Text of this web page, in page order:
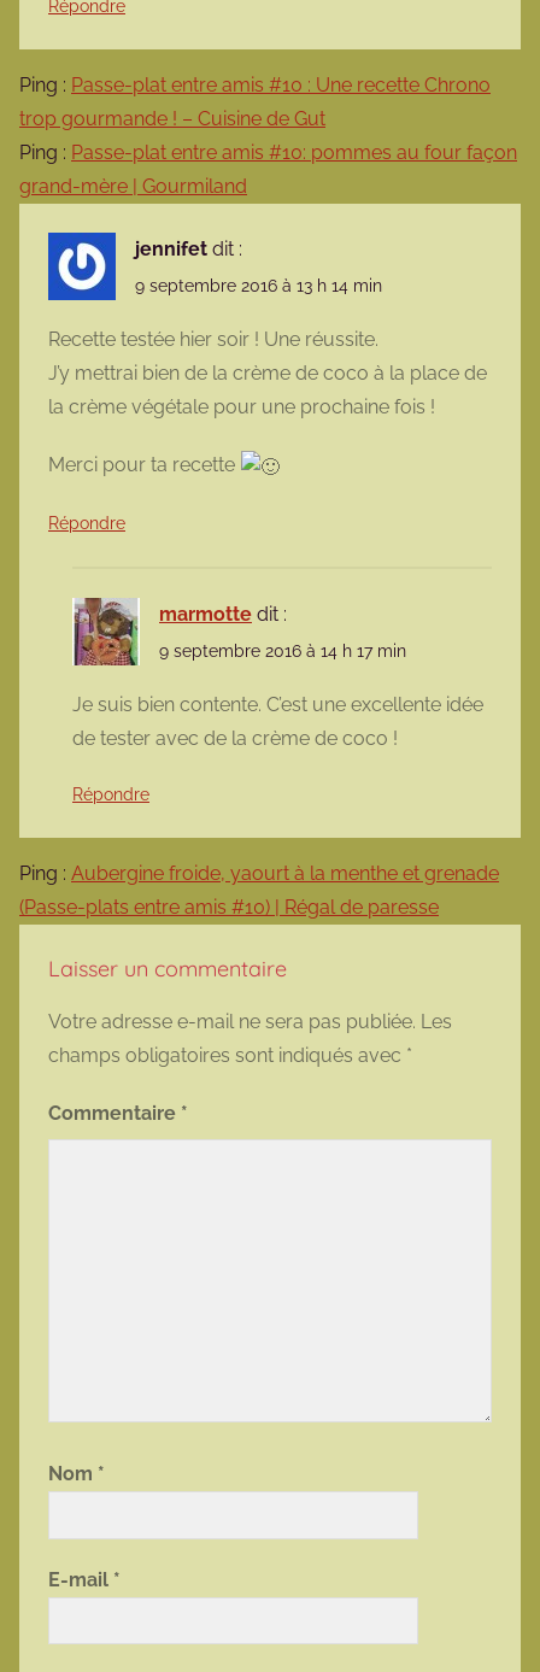
Répondre
Ping : Passe-plat entre amis #10 : Une recette Chrono
trop gourmande ! – Cuisine de Gut
Ping : Passe-plat entre amis #10: pommes au four façon
grand-mère | Gourmiland
jennifet dit :
9 septembre 2016 à 13 h 14 min
Recette testée hier soir ! Une réussite.
J’y mettrai bien de la crème de coco à la place de
la crème végétale pour une prochaine fois !
Merci pour ta recette
Répondre
marmotte dit :
9 septembre 2016 à 14 h 17 min
Je suis bien contente. C’est une excellente idée
de tester avec de la crème de coco !
Répondre
Ping : Aubergine froide, yaourt à la menthe et grenade
(Passe-plats entre amis #10) | Régal de paresse
Laisser un commentaire
Votre adresse e-mail ne sera pas publiée. Les
champs obligatoires sont indiqués avec *
Commentaire *
Nom *
E-mail *